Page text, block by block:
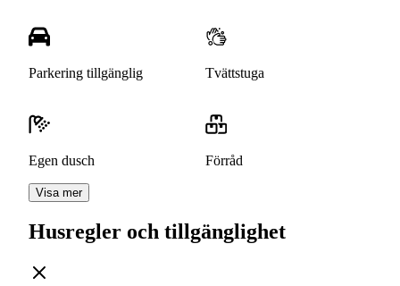
Parkering tillgänglig Tvättstuga
Egen dusch Förråd
Visa mer
Husregler och tillgänglighet